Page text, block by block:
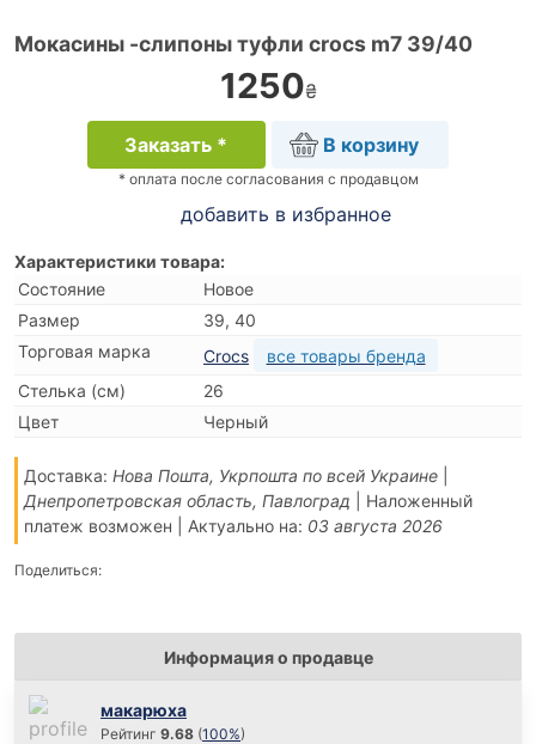
Мокасины -слипоны туфли crocs m7 39/40
1250₴
Заказать * В корзину
* оплата после согласования с продавцом
добавить в избранное
Характеристики товара:
Состояние
Новое
Размер
39, 40
Торговая марка
Crocs
все товары бренда
Стелька (см)
26
Цвет
Черный
Доставка: Нова Пошта, Укрпошта по всей Украине|
Днепропетровская область, Павлоград | Наложенный
платеж возможен | Актуально на: 03 августа 2026
Поделиться:
Информация о продавце
макарюха
Рейтинг 9.68 (100%)